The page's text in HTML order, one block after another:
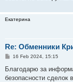
Екатерина
Re: Обменники
P
s
16 Feb 2024, 15:15
Благодарю за
безопасности сделок